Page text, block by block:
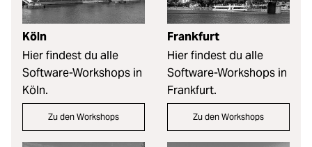
Köln
Hier findest du alle
Software-Workshops in
Köln.
Zu den Workshops
Frankfurt
Hier findest du alle
Software-Workshops in
Frankfurt.
Zu den Workshops